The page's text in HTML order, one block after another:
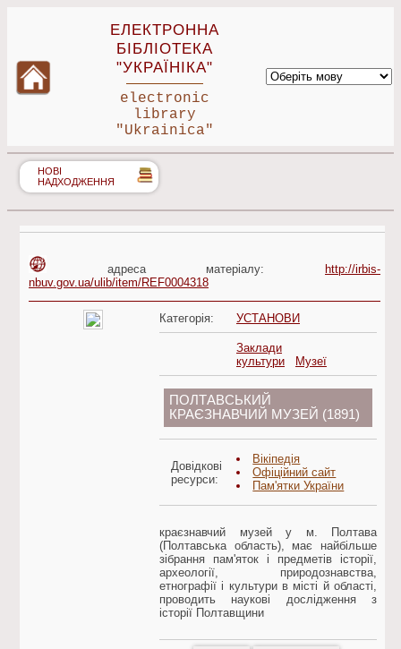
ЕЛЕКТРОННА
БІБЛІОТЕКА
"УКРАЇНІКА"
electronic
library
"Ukrainica"
НОВІ
НАДХОДЖЕННЯ
адреса матеріалу: http://irbis-
nbuv.gov.ua/ulib/item/REF0004318
Категорія: УСТАНОВИ
Заклади
культури
Музеї
ПОЛТАВСЬКИЙ
КРАЄЗНАВЧИЙ МУЗЕЙ (1891)
Довідкові
ресурси:
Вікіпедія
Офіційний сайт
Пам'ятки України
краєзнавчий музей у м. Полтава
(Полтавська область), має найбільше
зібрання пам'яток і предметів історії,
археології, природознавства,
етнографії і культури в місті й області,
проводить наукові дослідження з
історії Полтавщини